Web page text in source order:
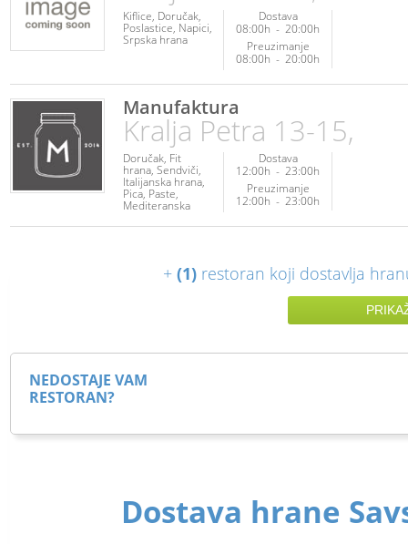
Kiflice Doručak
Poslastice Napici
Srpska hrana
Dostava
08:00h - 20:00h
Preuzimanje
08:00h - 20:00h
Manufaktura
Kralja Petra 13-15,
Doručak Fit
hrana Sendviči
Italijanska hrana
Pica Paste
Mediteranska
plodovi mora
Vegetarijanska
Poslastice
Dostava
12:00h - 23:00h
Preuzimanje
12:00h - 23:00h
+ (1)restoran koji dostavlja
NEDOSTAJE VAM
RESTORAN?
Dostava hrane